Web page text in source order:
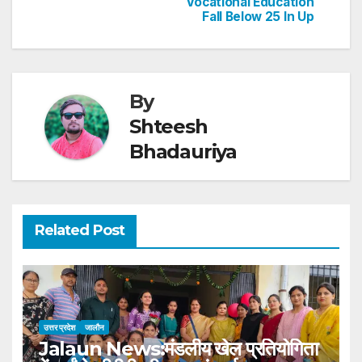
Fall Below 25 In Up
By
Shteesh
Bhadauriya
Related Post
उत्तर प्रदेश जालौन
Jalaun News:मंडलीय खेल प्रतियोगिता